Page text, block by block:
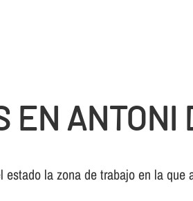
EN
la zona de trabajo en la